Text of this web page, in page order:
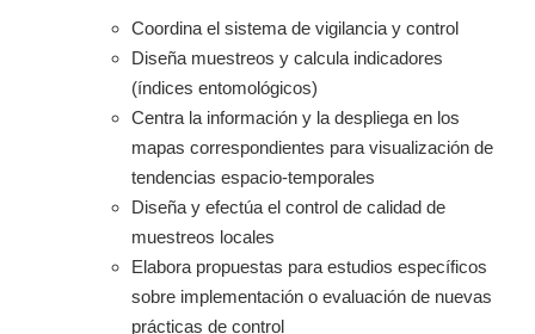
Coordina el sistema de vigilancia y control
Diseña muestreos y calcula indicadores
(índices entomológicos)
Centra la información y la despliega en los
mapas correspondientes para visualización de
tendencias espacio-temporales
Diseña y efectúa el control de calidad de
muestreos locales
Elabora propuestas para estudios específicos
sobre implementación o evaluación de nuevas
prácticas de control